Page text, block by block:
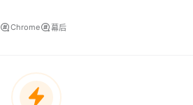
Chrome 幕后